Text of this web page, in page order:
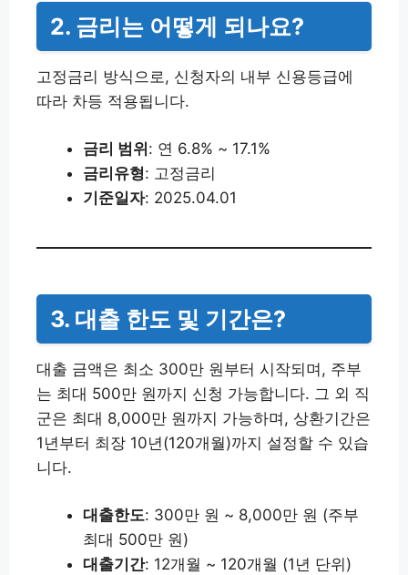
2. 금리는 어떻게 되나요?
고정금리 방식으로, 신청자의 내부 신용등급에
따라 차등 적용됩니다.
금리 범위 : 연 6.8% ~ 17.1%
금리유형: 고정금리
기준일자: 2025.04.01
3. 대출 한도 및 기간은?
대출 금액은 최소 300만 원부터 시작되며, 주부
는 최대 500만 원까지 신청 가능합니다. 그 외 직
군은 최대 8,000만 원까지 가능하며, 상환기간은
1년부터 최장 10년(120개월)까지 설정할 수 있습
니다.
대출한도: 300만 원 ~ 8,000만 원 (주부
최대 500만 원)
대출기간: 12개월 ~ 120개월 (1년 단위)